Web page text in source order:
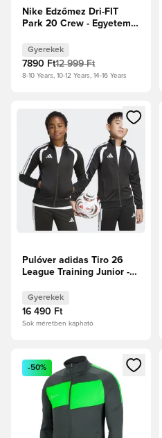
Nike Edzőmez Dri-FIT
Park 20 Crew - Egyetemi
Gyerekek
7890 Ft12 999 Ft
8-10 Years, 10-12 Years, 14-16 Years
Megnyit egy modált a
Pulóver adidas Tiro 26
League Training Junior -
Gyerekek
16 490 Ft
Sok méretben kapható
Megnyit egy modált a
-50%